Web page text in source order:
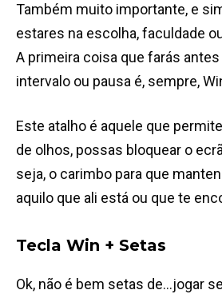
Também muito importante, e
estares na escolha, faculdade
A primeira coisa que farás
intervalo ou pausa é, sempre,
Este atalho é aquele que
de olhos, possas bloquear o
seja, o carimbo para que
aquilo que ali está ou que te
Tecla Win + Setas
Ok, não é bem setas de…jogar